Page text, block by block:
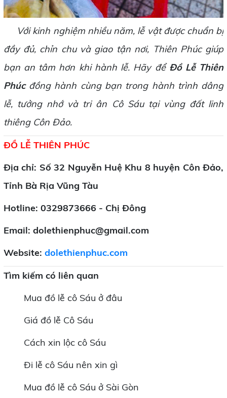
Với kinh nghiệm nhiều năm, lễ vật được chuẩn bị
đầy đủ, chỉn chu và giao tận nơi, Thiên Phúc giúp
bạn an tâm hơn khi hành lễ. Hãy để Đồ Lễ Thiên
Phúcđồng hành cùng bạn trong hành trình dâng
lễ, tưởng nhớ và tri ân Cô Sáu tại vùng đất linh
thiêng Côn Đảo.
ĐỒ LỄ THIÊN PHÚC
Địa chỉ: Số 32 Nguyễn Huệ Khu 8 huyện Côn Đảo,
Tỉnh Bà Rịa Vũng Tàu
Hotline: 0329873666 - Chị Đông
Email: dolethienphuc@gmail.com
Website: dolethienphuc.com
Tìm kiếm có liên quan
Mua đồ lễ cô Sáu ở đâu
Giá đồ lễ Cô Sáu
Cách xin lộc cô Sáu
Đi lễ cô Sáu nên xin gì
Mua đồ lễ cô Sáu ở Sài Gòn